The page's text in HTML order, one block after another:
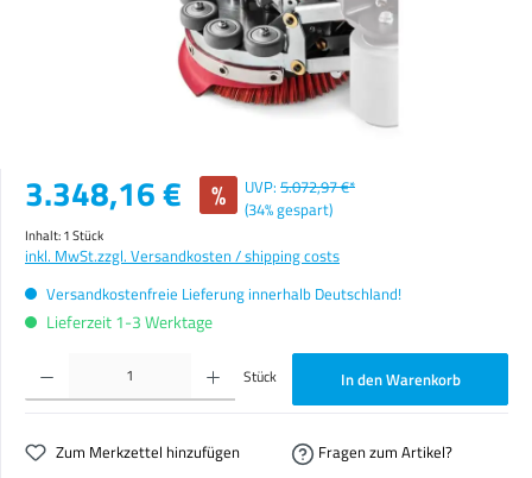
Verkaufspreis:
3.348,16 € % UVP: 5.072,97 €*
(34% gespart)
Inhalt:1 Stück
inkl. MwSt.zzgl. Versandkosten / shipping costs
Versandkostenfreie Lieferung innerhalb Deutschland!
Lieferzeit 1-3 Werktage
Produkt Anzahl: Gib den gewünschten Wert ein oder benutze die Schaltflächen um die Anzahl zu
Stück In den Warenkorb
Zum Merkzettel hinzufügen
Fragen zum Artikel?